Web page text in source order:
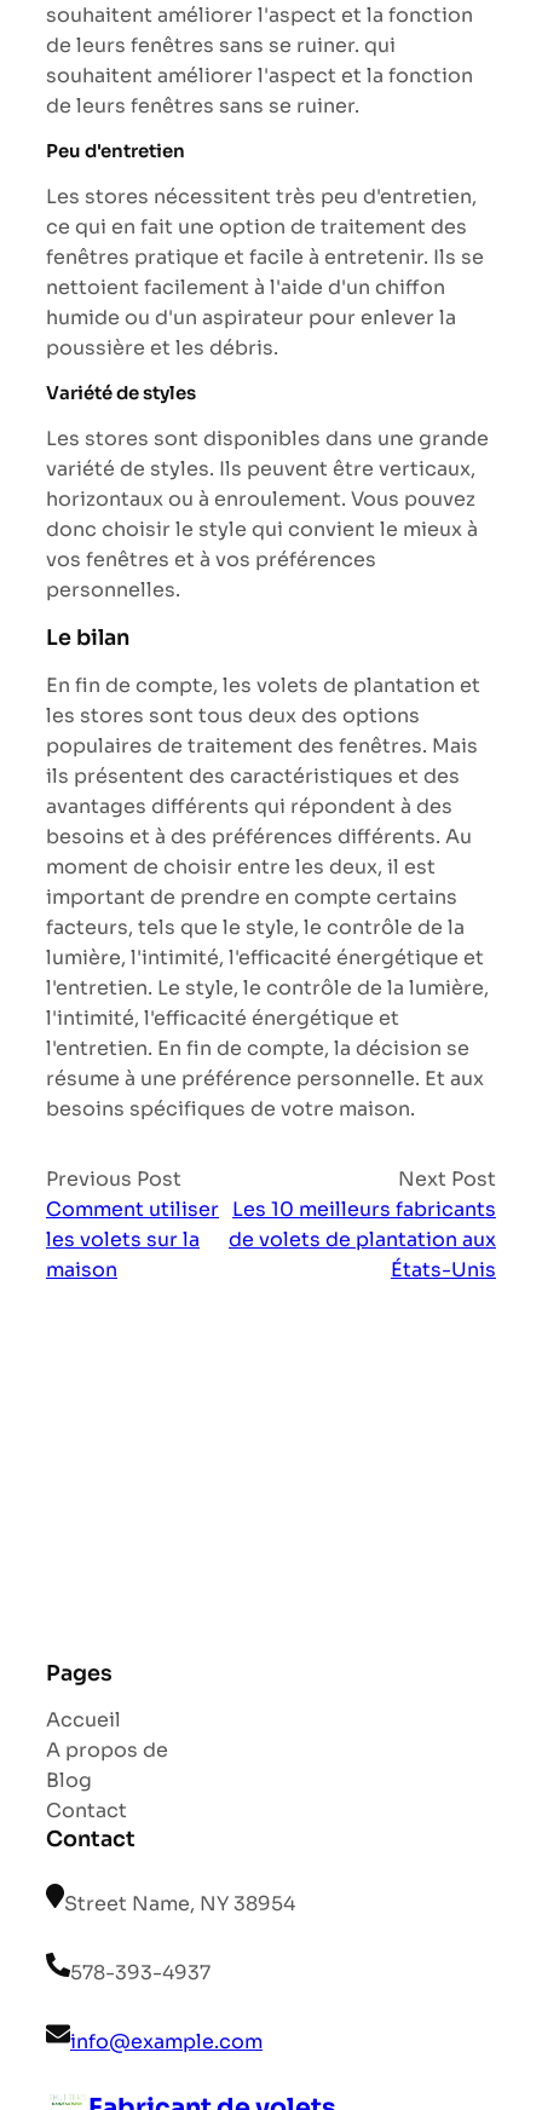
souhaitent améliorer l'aspect et la fonction
de leurs fenêtres sans se ruiner. qui
souhaitent améliorer l'aspect et la fonction
de leurs fenêtres sans se ruiner.
Peu d'entretien
Les stores nécessitent très peu d'entretien,
ce qui en fait une option de traitement des
fenêtres pratique et facile à entretenir. Ils se
nettoient facilement à l'aide d'un chiffon
humide ou d'un aspirateur pour enlever la
poussière et les débris.
Variété de styles
Les stores sont disponibles dans une grande
variété de styles. Ils peuvent être verticaux,
horizontaux ou à enroulement. Vous pouvez
donc choisir le style qui convient le mieux à
vos fenêtres et à vos préférences
personnelles.
Le bilan
En fin de compte, les volets de plantation et
les stores sont tous deux des options
populaires de traitement des fenêtres. Mais
ils présentent des caractéristiques et des
avantages différents qui répondent à des
besoins et à des préférences différents. Au
moment de choisir entre les deux, il est
important de prendre en compte certains
facteurs, tels que le style, le contrôle de la
lumière, l'intimité, l'efficacité énergétique et
l'entretien. Le style, le contrôle de la lumière,
l'intimité, l'efficacité énergétique et
l'entretien. En fin de compte, la décision se
résume à une préférence personnelle. Et aux
besoins spécifiques de votre maison.
Previous Post
Comment utiliser
les volets sur la
maison
Next Post
Les 10 meilleurs fabricants
de volets de plantation aux
États-Unis
Pages
Accueil
A propos de
Blog
Contact
Contact
Street Name, NY 38954
578-393-4937
info@example.com